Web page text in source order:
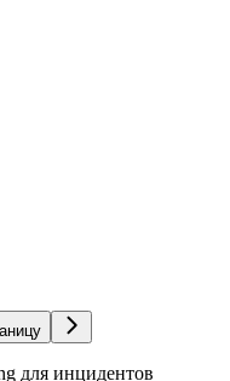
для инцидентов